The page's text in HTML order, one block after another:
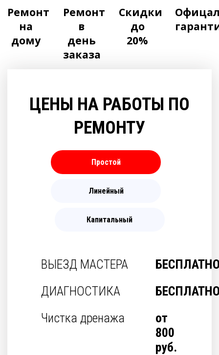
Ремонт
на
дому
Ремонт
в
день
заказа
Скидки
до
20%
ЦЕНЫ НА РАБОТЫ ПО
РЕМОНТУ
Простой
Линейный
Капитальный
ВЫЕЗД МАСТЕРА
ДИАГНОСТИКА
Чистка дренажа
от
800
руб.